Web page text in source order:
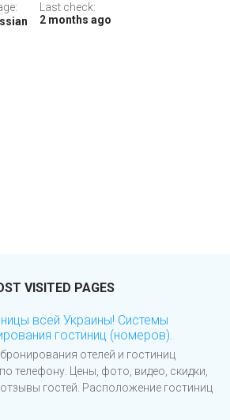
Last check:
2 months ago
VISITED PAGES
всей Украины! Системы
гостиниц (номеров).
отелей и гостиниц
телефону. Цены, фото, видео, скидки,
гостей. Расположение гостиниц